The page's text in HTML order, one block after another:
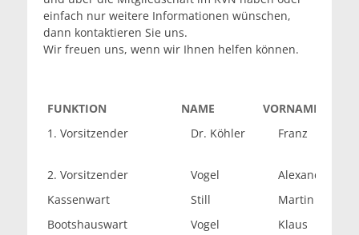
einfach nur weitere Informationen wünschen,
dann kontaktieren Sie uns.
Wir freuen uns, wenn wir Ihnen helfen können.
FUNKTION NAME VORNAME
FUNKTION
NAME VORNAME
1. Vorsitzender Dr. Köhler Franz
2. Vorsitzender Vogel Alexander
Kassenwart
Still Martin
Bootshauswart
Vogel Klaus